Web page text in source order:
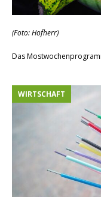
(Foto: Hofherr)
Das
WIRTSCHAFT